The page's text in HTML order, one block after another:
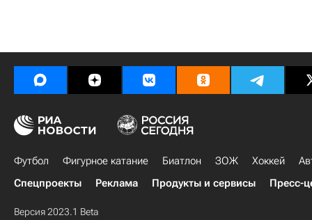
Футбол Фигурное катание Биатлон ЗОЖ Хоккей
Спецпроекты
Реклама Продукты и сервисы Пресс-
Версия 2023.1 Beta